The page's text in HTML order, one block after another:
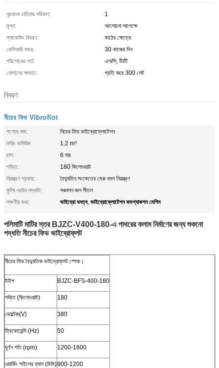
ন্যূনতম চাহিদার পরিমাণ:
1
মূল্য:
আলোচনা সাপেক্ষে
প্যাকেজিং বিবরণ:
কাঠের ক্ষেত্রে
ডেলিভারি সময়:
30 কাজের দিন
পরিশোধের শর্ত:
এল/সি, টি/টি
যোগানের ক্ষমতা:
প্রতি বছর 300 সেট
বিবরণ
নীচের ফিড Vibroflot
পণ্যের নাম:
নিচের ফিড ভাইব্রোফ্লোটেশন
ফড়িং ভলিউম:
1.2 m³
চাপ:
6 বার
শক্তি:
180 কিলোওয়াট
নিয়ন্ত্রণ প্রকার:
বৈদ্যুতিন সংকেতের মেরু বদল নিয়ন্ত্রণ
কুলিং-ডাউন পদ্ধতি:
সঞ্চালন জল শীতল
লক্ষণীয় করা:
ভাইব্রো ঘনত্ব, ভাইব্রোফ্লোটেশন কমপ্যাকশন মেশিন
পলিমাটি মাটির স্তর BJZC-V400-180-এ পাথরের কলাম নির্মাণের জন্য শুকনো
পদ্ধতি নীচের ফিড ভাইব্রোফ্লট
নীচের ফিড বৈদ্যুতিক ভাইব্রোফ্লট স্পেক।
টাইপ BJZC-BFS-400-180
শক্তি (কিলোওয়াট) 180
ভোল্টেজ(V) 380
ফ্রিকোয়েন্সি (Hz) 50
ঘূর্ণন গতি (rpm) 1200-1800
ওয়ার্কিং পাইলের ব্যাস (মিমি)900-1200